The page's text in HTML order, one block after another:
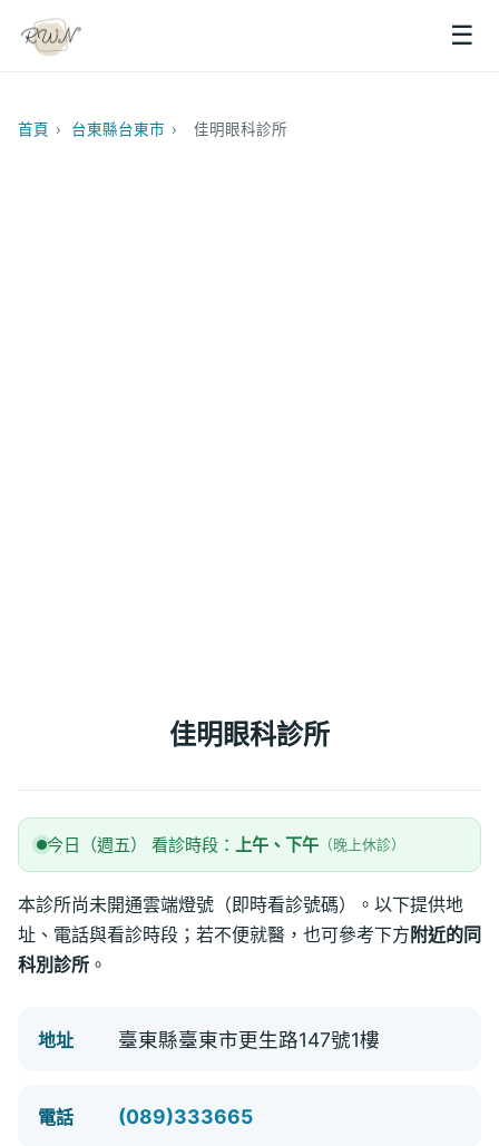
☰
首頁 › 台東縣台東市 › 佳明眼科診所
佳明眼科診所
今日（週五） 看診時段： 上午、下午 （晚上休診）
本診所尚未開通雲端燈號（即時看診號碼）。以下提供地
址、電話與看診時段；若不便就醫，也可參考下方 附近的同
科別診所 。
地址 臺東縣臺東市更生路147號1樓
電話 (089)333665